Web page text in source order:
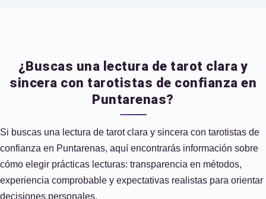
¿Buscas una lectura de tarot clara y
sincera con tarotistas de confianza en
Puntarenas?
Si buscas una lectura de tarot clara y sincera con tarotistas de
confianza en Puntarenas, aquí encontrarás información sobre
cómo elegir prácticas lecturas: transparencia en métodos,
experiencia comprobable y expectativas realistas para orientar
decisiones personales.